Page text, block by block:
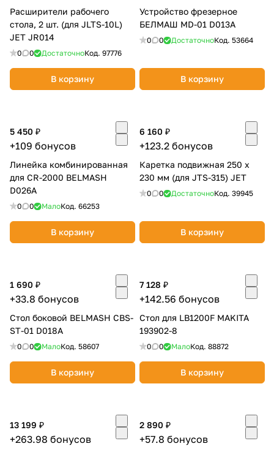
Расширители рабочего
стола, 2 шт. (для JLTS-10L)
JET JR014
0 0 ДостаточноКод. 97776
В корзину
Устройство фрезерное
БЕЛМАШ MD-01 D013A
0 0 ДостаточноКод. 53664
В корзину
5 450 ₽
+109 бонусов
Линейка комбинированная
для CR-2000 BELMASH
D026A
0 0 МалоКод. 66253
В корзину
6 160 ₽
+123.2 бонусов
Каретка подвижная 250 х
230 мм (для JTS-315) JET
0 0 ДостаточноКод. 39945
В корзину
1 690 ₽
+33.8 бонусов
Стол боковой BELMASH CBS-
ST-01 D018A
0 0 МалоКод. 58607
В корзину
7 128 ₽
+142.56 бонусов
Стол для LB1200F MAKITA
193902-8
0 0 МалоКод. 88872
В корзину
13 199 ₽
+263.98 бонусов
2 890 ₽
+57.8 бонусов
Оставшиеся75
% будут
списыватьсяс вашей карты
по
каждые 2 недели
25
недели
Остались вопросы?
8 800 302-02-51